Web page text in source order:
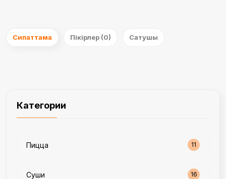
Сипаттама Пікірлер (0) Сатушы
Категории
Пицца 11
Суши 16